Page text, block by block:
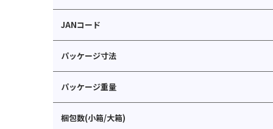
JANコード
パッケージ寸法
パッケージ重量
梱包数(小箱/大箱)